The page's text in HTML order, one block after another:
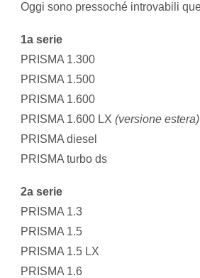
Oggi sono pressoché introvabili
1a serie
PRISMA 1.300
PRISMA 1.500
PRISMA 1.600
PRISMA 1.600 LX(versione estera)
PRISMA diesel
PRISMA turbo ds
2a serie
PRISMA 1.3
PRISMA 1.5
PRISMA 1.5 LX
PRISMA 1.6